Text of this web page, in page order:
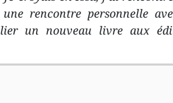
rencontre personnelle
un nouveau livre aux
Mon année de naissance 1963
né au Maroc et y suis resté
je vis à Caen, en France.